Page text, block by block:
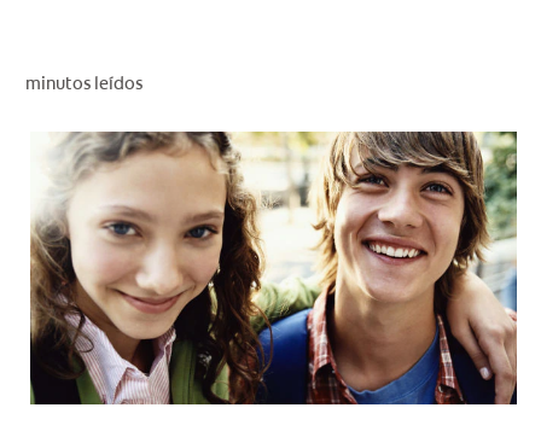
PARA PROFESIONALES
CUPONES
DÓNDE COMPRAR
VE (ES)
SUSCRÍBETE
minutos leídos